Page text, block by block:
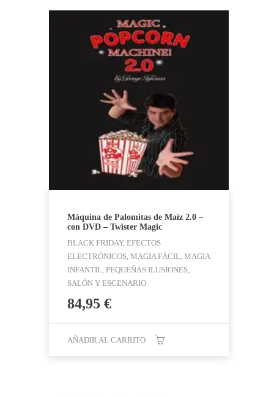
Máquina de Palomitas de Maíz 2.0 –
con DVD – Twister Magic
BLACK FRIDAY, EFECTOS
ELECTRÓNICOS, MAGIA FÁCIL, MAGIA
INFANTIL, PEQUEÑAS ILUSIONES,
SALÓN Y ESCENARIO
84,95 €
AÑADIR AL CARRITO